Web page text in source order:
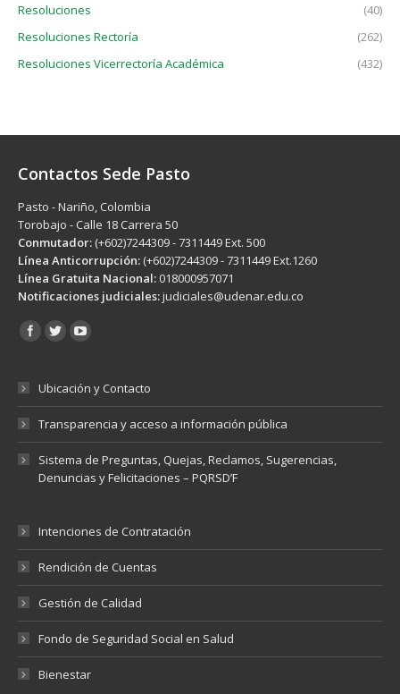
Resoluciones
(40)
Resoluciones Rectoría
(262)
Resoluciones Vicerrectoría Académica
(432)
Contactos Sede Pasto
Pasto - Nariño, Colombia
Torobajo - Calle 18 Carrera 50
Conmutador: (+602)7244309 - 7311449 Ext. 500
Línea Anticorrupción: (+602)7244309 - 7311449 Ext.1260
Línea Gratuita Nacional: 018000957071
Notificaciones judiciales:judiciales@udenar.edu.co
Encuéntranos en:
Ubicación y Contacto
Transparencia y acceso a información pública
Sistema de Preguntas, Quejas, Reclamos, Sugerencias,
Denuncias y Felicitaciones – PQRSD’F
Intenciones de Contratación
Rendición de Cuentas
Gestión de Calidad
Fondo de Seguridad Social en Salud
Bienestar